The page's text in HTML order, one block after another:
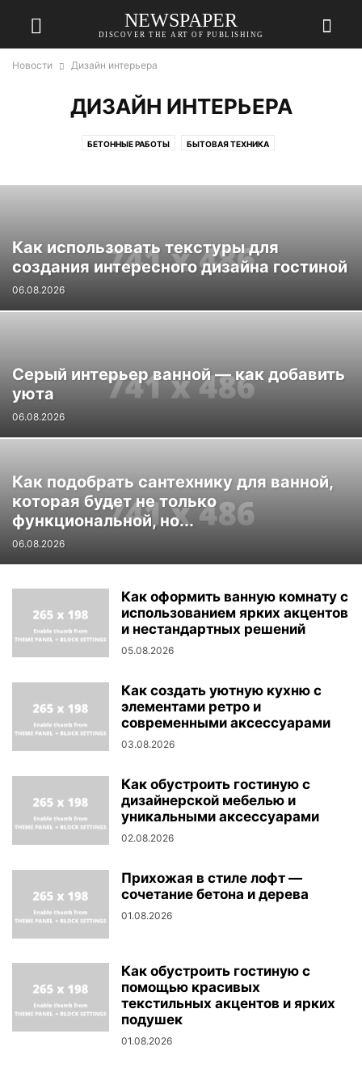
NEWSPAPER
DISCOVER THE ART OF PUBLISHING
Новости Дизайн интерьера
ДИЗАЙН ИНТЕРЬЕРА
БЕТОННЫЕ РАБОТЫ БЫТОВАЯ ТЕХНИКА
ИНСТРУМЕНТЫ И ОБОРУДОВАНИЕ КРОВЛЯ
СТРОИТЕЛЬНЫЕ И ОТДЕЛОЧНЫЕ МАТЕРИАЛЫ ФАСАД
Как использовать текстуры для
создания интересного дизайна гостиной
06.08.2026
Серый интерьер ванной — как добавить
уюта
06.08.2026
Как подобрать сантехнику для ванной,
которая будет не только
функциональной, но...
06.08.2026
Как оформить ванную комнату с
использованием ярких акцентов
и нестандартных решений
05.08.2026
Как создать уютную кухню с
элементами ретро и
современными аксессуарами
03.08.2026
Как обустроить гостиную с
дизайнерской мебелью и
уникальными аксессуарами
02.08.2026
Прихожая в стиле лофт —
сочетание бетона и дерева
01.08.2026
Как обустроить гостиную с
помощью красивых
текстильных акцентов и ярких
подушек
01.08.2026